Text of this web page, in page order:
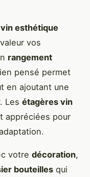
esthétique
vos
rangement
pensé permet
en ajoutant une
Les étagères vin
appréciées pour
votre décoration,
bouteilles qui